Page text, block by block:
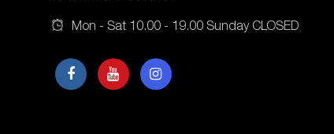
Mon - Sat 10.00 - 19.00 Sunday CLOSED